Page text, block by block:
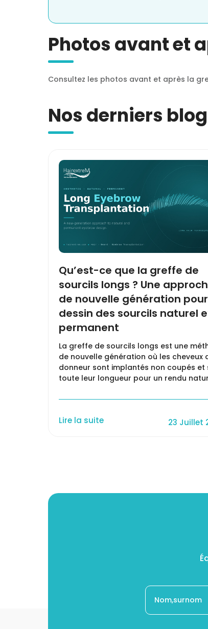
Photos avant et
Consultez les photos avant et après la
Nos derniers
Qu’est-ce que la greffe de
sourcils longs ? Une
de nouvelle génération
dessin des sourcils naturel
permanent
La greffe de sourcils longs est une
de nouvelle génération où les cheveux
donneur sont implantés non coupés et
toute leur longueur pour un rendu
Lire la suite 23 Juillet